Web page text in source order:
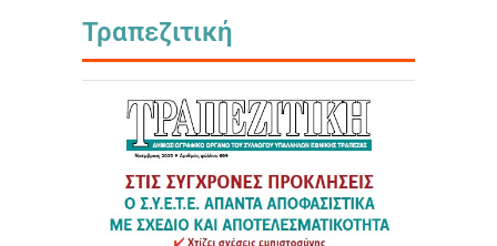
Τραπεζιτική